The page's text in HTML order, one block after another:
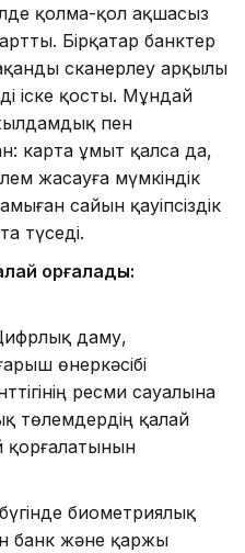
қолма-қол ақшасыз
Бірқатар банктер
сканерлеу арқылы
іске қосты. Мұндай
пен
карта ұмыт қалса да,
жасауға мүмкіндік
сайын қауіпсіздік
түседі.
қорғалады:
даму,
өнеркәсібі
ресми сауалына
төлемдердің қалай
қорғалатынын
биометриялық
банк және қаржы